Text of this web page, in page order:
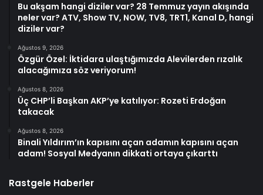
Bu akşam hangi diziler var? 28 Temmuz yayın akışında
neler var? ATV, Show TV, NOW, TV8, TRT1, Kanal D, hangi
diziler var?
Ağustos 9, 2026
Özgür Özel: İktidara ulaştığımızda Alevilerden rızalık
alacağımıza söz veriyorum!
Ağustos 8, 2026
Üç CHP’li Başkan AKP’ye katılıyor: Rozeti Erdoğan
takacak
Ağustos 8, 2026
Binali Yıldırım’ın kapısını açan adamın kapısını açan
adam! Sosyal Medyanın dikkati ortaya çıkarttı
Rastgele Haberler